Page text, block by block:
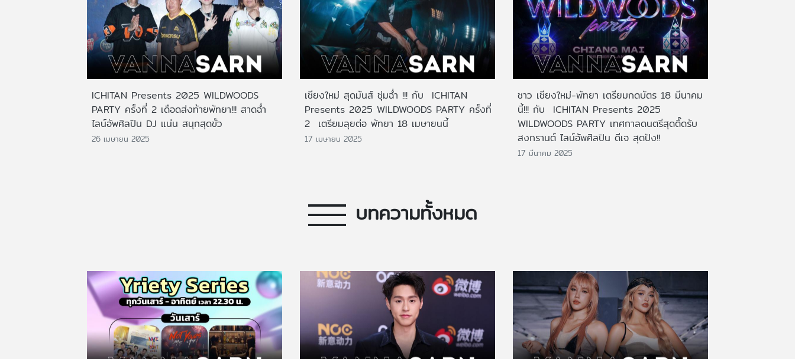
ICHITAN Presents 2025 WILDWOODS
PARTY ครั้งที่ 2 เดือดส่งท้ายพัทยา!!! สาดฉ่ำ
ไลน์อัพศิลปิน DJ แน่น สนุกสุดขั้ว
26 เมษายน 2025
เชียงใหม่ สุดมันส์ ชุ่มฉ่ำ !!! กับ ICHITAN
Presents 2025 WILDWOODS PARTY ครั้งที่
2 เตรียมลุยต่อ พัทยา 18 เมษายนนี้
17 เมษายน 2025
ชาว เชียงใหม่-พัทยา เตรียมกดบัตร 18 มีนาคม
นี้!!! กับ ICHITAN Presents 2025
WILDWOODS PARTY เทศกาลดนตรีสุดตื๊ดรับ
สงกรานต์ ไลน์อัพศิลปิน ดีเจ สุดปัง!!
17 มีนาคม 2025
บทความทั้งหมด